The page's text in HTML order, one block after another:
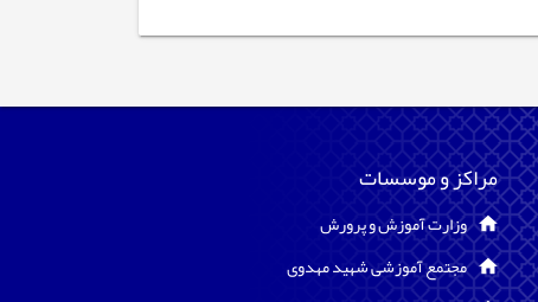
مراکز و موسسات
وزارت آموزش و پرورش
مجتمع آموزشی شهید مهدوی